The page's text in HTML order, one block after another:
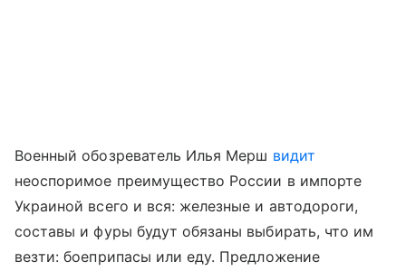
Военный обозреватель Илья Мерш видит
неоспоримое преимущество России в импорте
Украиной всего и вся: железные и автодороги,
составы и фуры будут обязаны выбирать, что им
везти: боеприпасы или еду. Предложение